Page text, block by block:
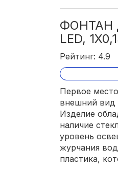
ФОНТАН
LED,
Рейтинг: 4.9
Первое
внешний вид
Изделие
наличие
уровень
журчания
пластика,